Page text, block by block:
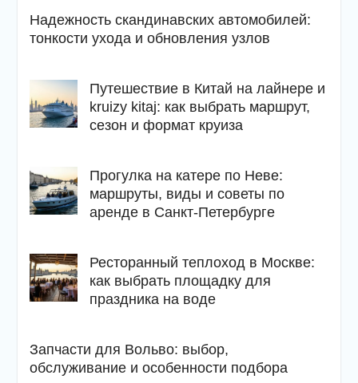
Надежность скандинавских автомобилей:
тонкости ухода и обновления узлов
Путешествие в Китай на лайнере и
kruizy kitaj: как выбрать маршрут,
сезон и формат круиза
Прогулка на катере по Неве:
маршруты, виды и советы по
аренде в Санкт-Петербурге
Ресторанный теплоход в Москве:
как выбрать площадку для
праздника на воде
Запчасти для Вольво: выбор,
обслуживание и особенности подбора